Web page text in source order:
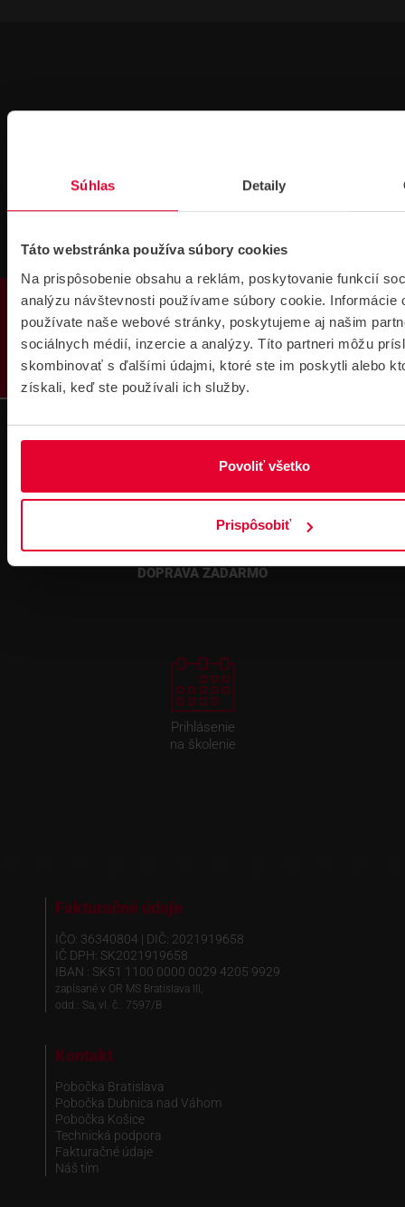
Súhlas Detaily
Táto webstránka používa súbory cookies
Na prispôsobenie obsahu a reklám, poskytovanie funkcií
analýzu návštevnosti používame súbory cookie. Informácie
používate naše webové stránky, poskytujeme aj našim
sociálnych médií, inzercie a analýzy. Títo partneri môžu
skombinovať s ďalšími údajmi, ktoré ste im poskytli alebo
získali, keď ste používali ich služby.
Povoliť všetko
Prispôsobiť
PRODUKTY
Technická
podpora 24/7
Podpora cez
TeamViewer
Súbory
na stiahnutie
objednávkach nad 300 € bez DPH
DOPRAVA ZADARMO
Prihlásenie
na školenie
Fakturačné údaje
IČO: 36340804 | DIČ: 2021919658
IČ DPH: SK2021919658
IBAN : SK51 1100 0000 0029 4205 9929
zapísané v OR MS Bratislava III,
odd.: Sa, vl. č.: 7597/B
Kontakt
Pobočka Bratislava
Pobočka Dubnica nad Váhom
Pobočka Košice
Technická podpora
Fakturačné údaje
Náš tím